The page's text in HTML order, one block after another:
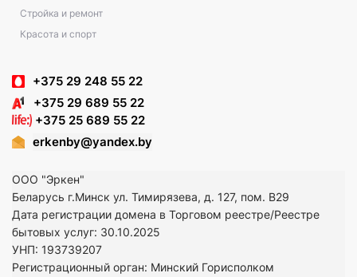
Стройка и ремонт
Красота и спорт
+375 29 248 55 22
+375 29 689 55 22
+375 25 689 55 22
erkenby@yandex.by
ООО "Эркен"
Беларусь г.Минск ул. Тимирязева, д. 127, пом. В29
Дата регистрации домена в Торговом реестре/Реестре
бытовых услуг: 30.10.2025
УНП: 193739207
Регистрационный орган: Минский Горисполком